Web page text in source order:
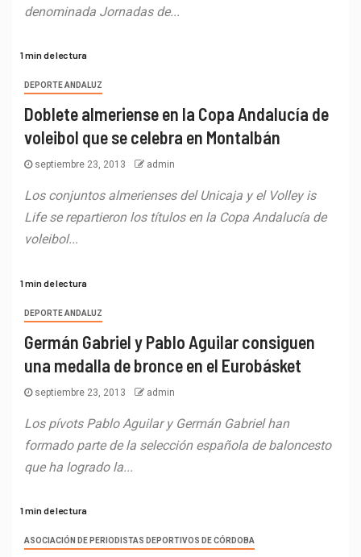
denominada Jornadas de...
1 min de lectura
DEPORTE ANDALUZ
Doblete almeriense en la Copa Andalucía de
voleibol que se celebra en Montalbán
septiembre 23, 2013 admin
Los conjuntos almerienses del Unicaja y el Volley is
Life se repartieron los títulos en la Copa Andalucía de
voleibol...
1 min de lectura
DEPORTE ANDALUZ
Germán Gabriel y Pablo Aguilar consiguen
una medalla de bronce en el Eurobásket
septiembre 23, 2013 admin
Los pívots Pablo Aguilar y Germán Gabriel han
formado parte de la selección española de baloncesto
que ha logrado la...
1 min de lectura
ASOCIACIÓN DE PERIODISTAS DEPORTIVOS DE CÓRDOBA